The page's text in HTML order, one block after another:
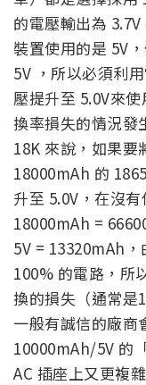
的電壓輸出為
裝置使用的是 5V
5V ，所以必須利
壓提升至 5.0V來
換率損失的情況發
18K 來說，如果要
18000mAh 的
升至 5.0V，在沒
18000mAh =
5V = 13320mAh
100% 的電路，所
換的損失（通常是
一般有誠信的廠商
10000mAh/5V 的
AC 插座上又更複